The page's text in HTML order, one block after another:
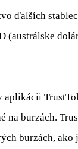
ďalších
(austrálske
burzách.
burzách, ako